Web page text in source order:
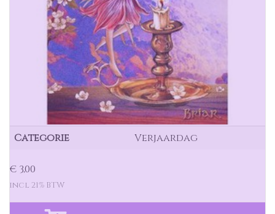
Categorie Verjaardag
€ 3,00
incl 21% BTW